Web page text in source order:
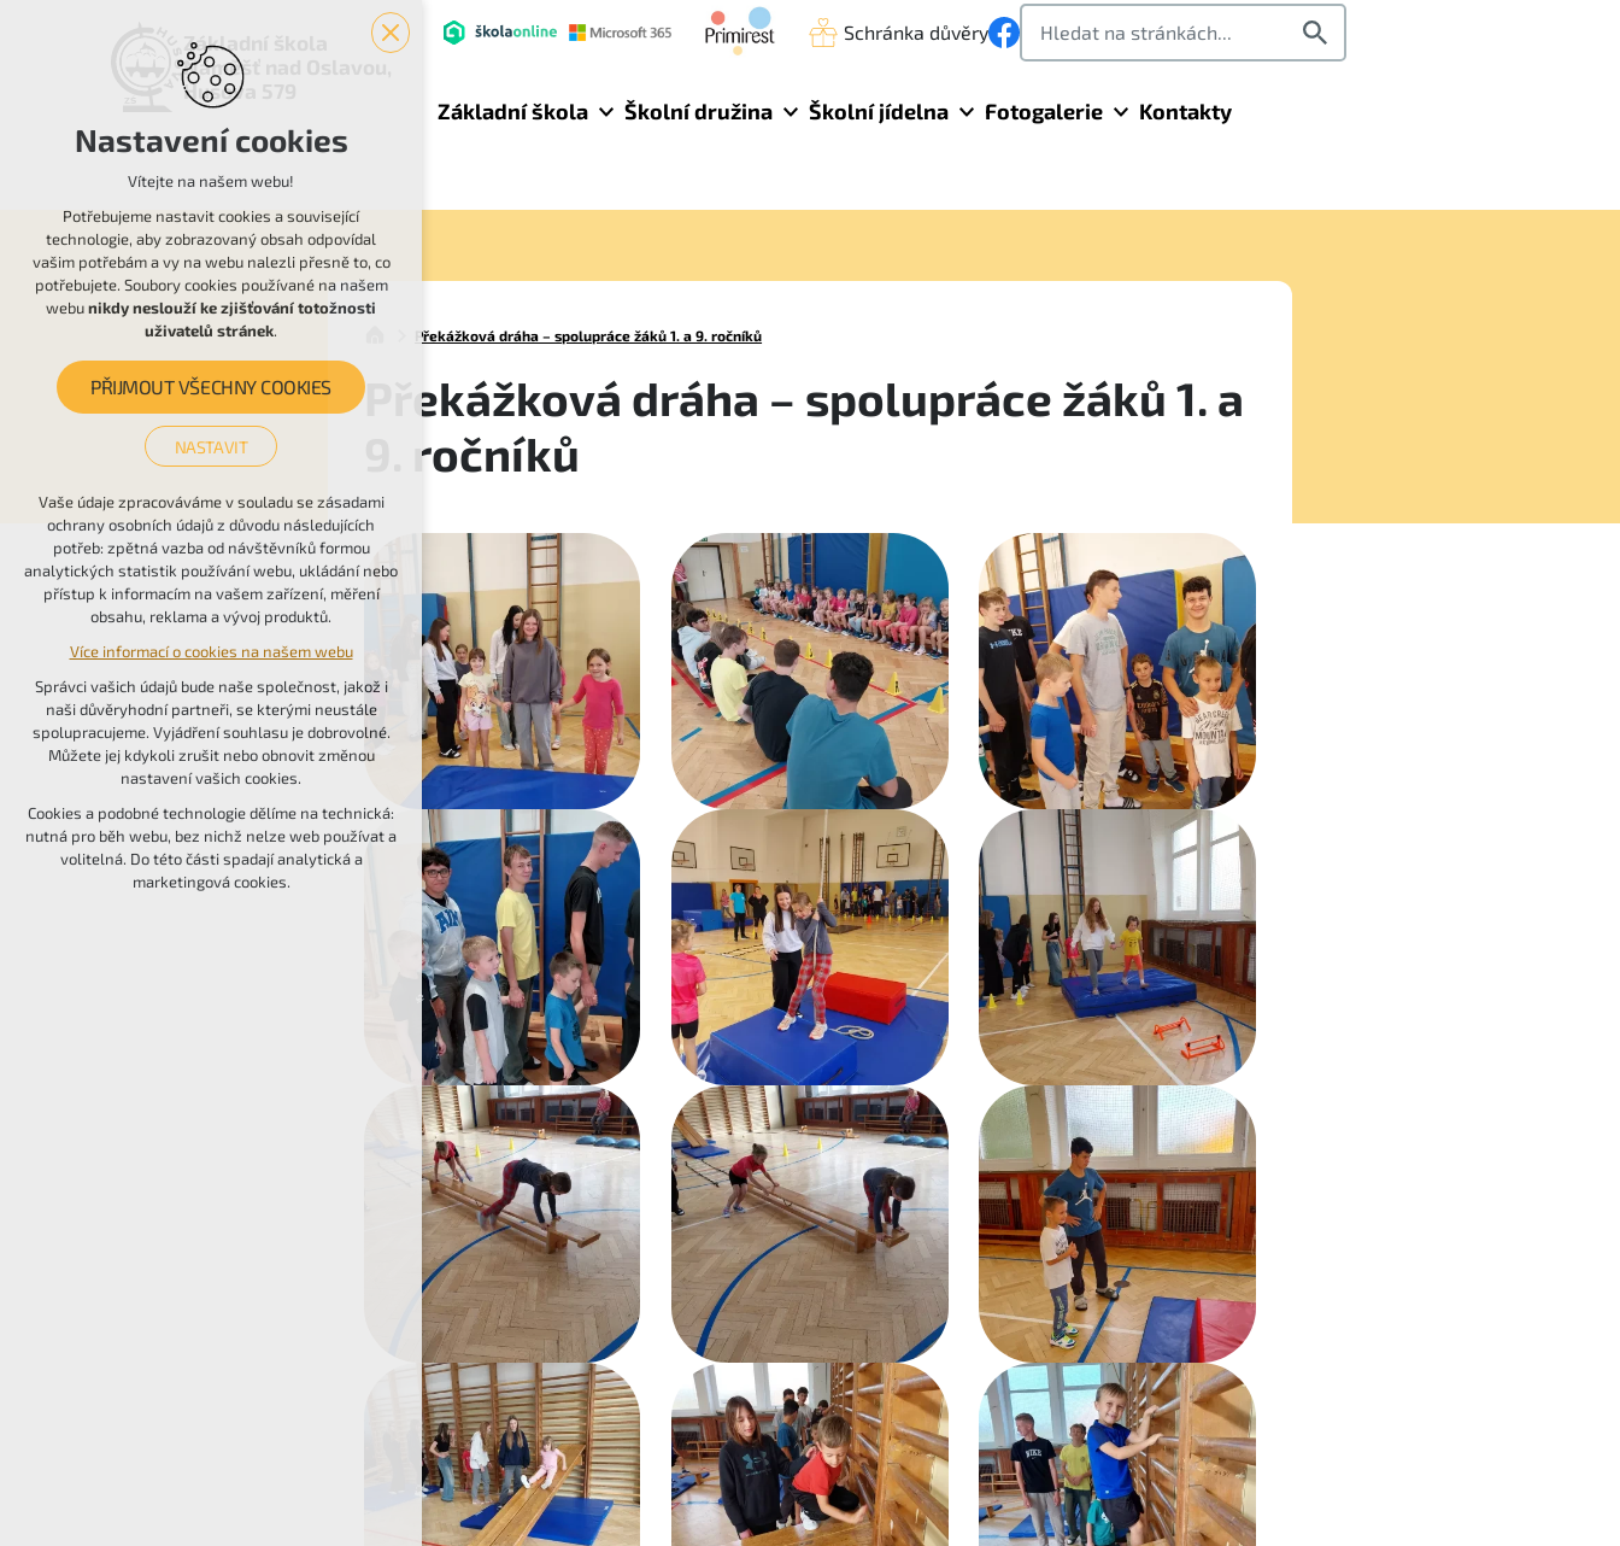
Základní škola
Náměšť nad Oslavou,
Husova 579
Schránka důvěry
Základní škola Školní družina Školní jídelna Fotogalerie Kontakty
Překážková dráha – spolupráce žáků 1. a 9. ročníků
Překážková dráha – spolupráce žáků 1. a
9. ročníků
Nastavení cookies
Vítejte na našem webu!
Potřebujeme nastavit cookies a související
technologie, aby zobrazovaný obsah odpovídal
vašim potřebám a vy na webu nalezli přesně to, co
potřebujete. Soubory cookies používané na našem
webunikdy neslouží ke zjišťování totožnosti
uživatelů stránek.
PŘIJMOUT VŠECHNY COOKIES
NASTAVIT
Technická cookies
nutná pro provozování webu
udržení kontextu stránek (session): případná
přihlášení, volby jazyka, apod.
Volitelná cookies
analytická pro anonymizované vyhodnocení
návštěvnosti
marketingová cookies (Google, Seznam,
Facebook)
Více informací o cookies na našem webu
PŘIJMOUT VŠECHNY COOKIES
ODMÍTNOUT VOLITELNÁ
Vaše údaje zpracováváme v souladu se zásadami
ochrany osobních údajů z důvodu následujících
potřeb: zpětná vazba od návštěvníků formou
analytických statistik používání webu, ukládání nebo
přístup k informacím na vašem zařízení, měření
obsahu, reklama a vývoj produktů.
Více informací o cookies na našem webu
Správci vašich údajů bude naše společnost, jakož i
naši důvěryhodní partneři, se kterými neustále
spolupracujeme. Vyjádření souhlasu je dobrovolné.
Můžete jej kdykoli zrušit nebo obnovit změnou
nastavení vašich cookies.
Cookies a podobné technologie dělíme na technická:
nutná pro běh webu, bez nichž nelze web používat a
volitelná. Do této části spadají analytická a
marketingová cookies.